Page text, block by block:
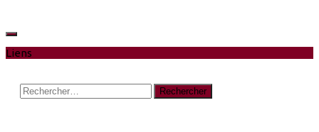
Liens
Rechercher :